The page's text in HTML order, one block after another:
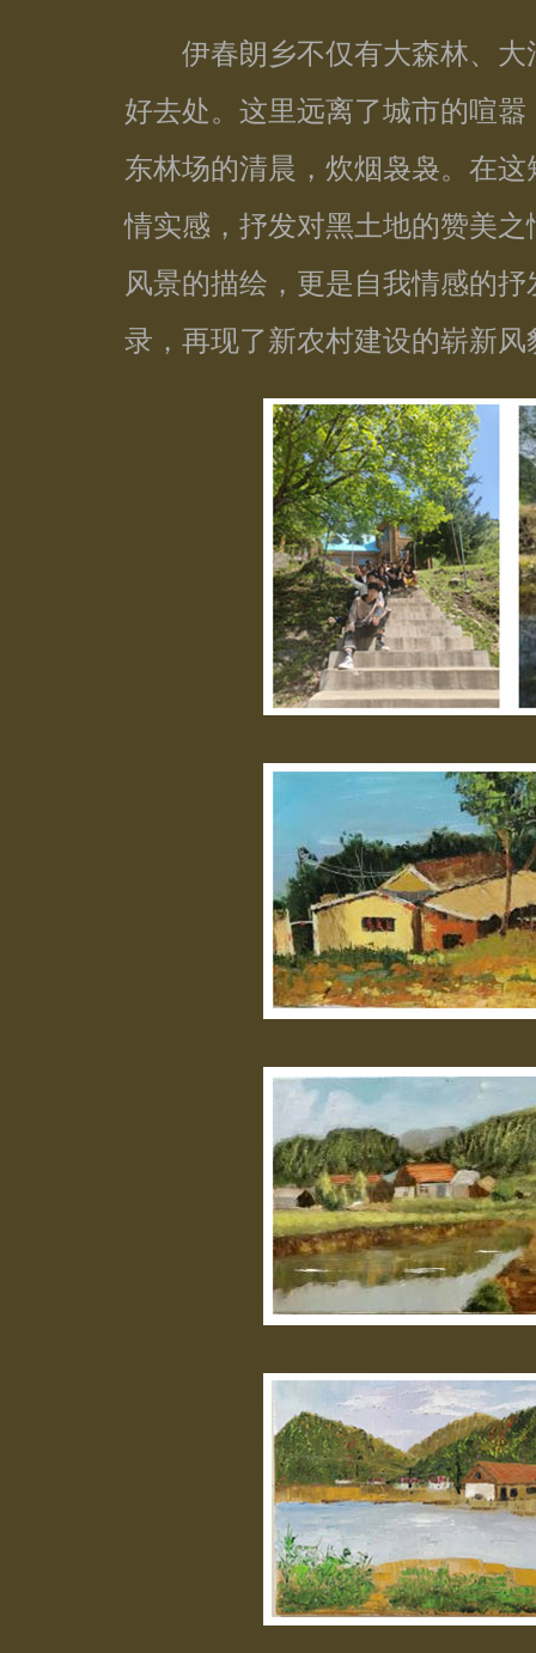
伊春朗乡不仅有大森林、大
好去处。这里远离了城市的喧
东林场的清晨，炊烟袅袅。在
情实感，抒发对黑土地的赞美
风景的描绘，更是自我情感的
录，再现了新农村建设的崭新风